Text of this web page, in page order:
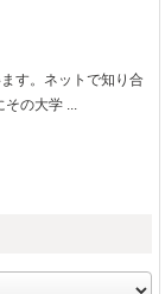
す。ネットで知り合
の大学 ...